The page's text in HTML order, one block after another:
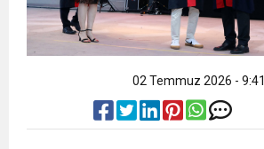
02 Temmuz 2026 - 9:41